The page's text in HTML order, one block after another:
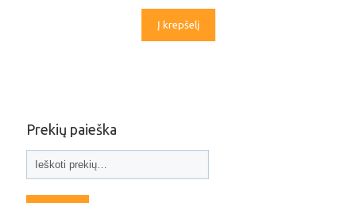
Į krepšelį
Prekių paieška